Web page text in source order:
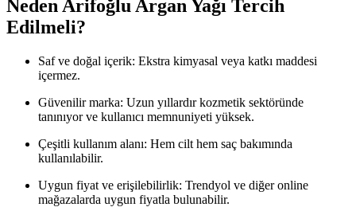
Neden Arifoğlu Argan Yağı Tercih
Edilmeli?
Saf ve doğal içerik: Ekstra kimyasal veya katkı maddesi
içermez.
Güvenilir marka: Uzun yıllardır kozmetik sektöründe
tanınıyor ve kullanıcı memnuniyeti yüksek.
Çeşitli kullanım alanı: Hem cilt hem saç bakımında
kullanılabilir.
Uygun fiyat ve erişilebilirlik: Trendyol ve diğer online
mağazalarda uygun fiyatla bulunabilir.